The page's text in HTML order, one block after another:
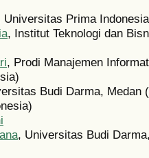
Universitas Prima Indonesia
, Institut Teknologi dan
, Prodi Manajemen
Budi Darma, Medan
, Universitas Budi